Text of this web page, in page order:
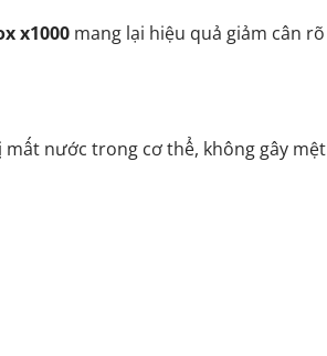
x1000 mang lại hiệu quả giảm cân rõ
nước trong cơ thể, không gây mệt